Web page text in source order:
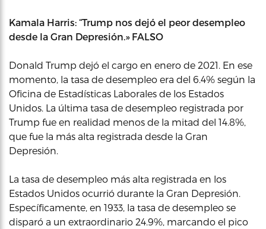
Kamala Harris: “Trump nos dejó el peor desempleo
desde la Gran Depresión.» FALSO
Donald Trump dejó el cargo en enero de 2021. En ese
momento, la tasa de desempleo era del 6.4% según la
Oficina de Estadísticas Laborales de los Estados
Unidos. La última tasa de desempleo registrada por
Trump fue en realidad menos de la mitad del 14.8%,
que fue la más alta registrada desde la Gran
Depresión.
La tasa de desempleo más alta registrada en los
Estados Unidos ocurrió durante la Gran Depresión.
Específicamente, en 1933, la tasa de desempleo se
disparó a un extraordinario 24.9%, marcando el pico